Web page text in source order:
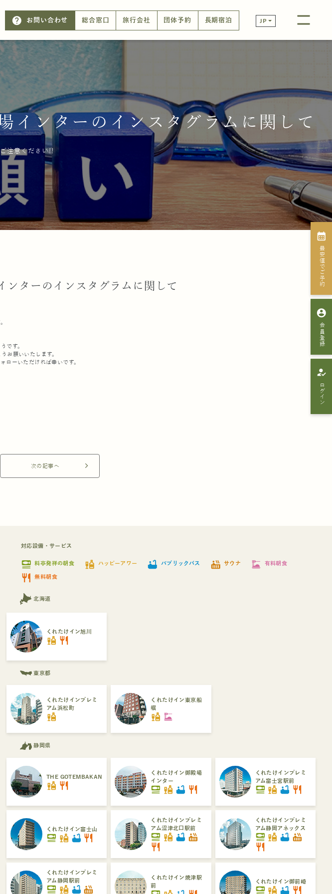
help お問い合わせ 総合窓口 旅行会社 団体予約 長期宿泊 JP
calendar_month
最安値でご予約
account_circle
会員登録
how_to_reg
ログイン
インターのインスタグラムに関して
注意ください!!
ンターのインスタグラムに関して
です。
お願いいたします。
ローいただければ幸いです。
次の記事へ arrow_forward_ios
対応設備・サービス
set_meal 料亭発祥の朝食 liquor ハッピーアワー bathtub パブリックバス hot_tub サウナ dinner_dining 有料朝食
restaurant 無料朝食
北海道
くれたけイン旭川
liquor restaurant
東京都
くれたけインプレミ
アム浜松町
liquor
くれたけイン東京船
堀
liquor dinner_dining
静岡県
THE GOTEMBAKAN
liquor restaurant
くれたけイン御殿場
インター
set_meal liquor bathtub restaurant
くれたけインプレミ
アム富士宮駅前
set_meal liquor bathtub restaurant
くれたけイン富士山
set_meal liquor bathtub restaurant
くれたけインプレミ
アム沼津北口駅前
set_meal liquor bathtub hot_tub
restaurant
くれたけインプレミ
アム静岡アネックス
set_meal liquor bathtub hot_tub
restaurant
くれたけインプレミ
アム静岡駅前
set_meal liquor bathtub hot_tub
くれたけイン焼津駅
前
くれたけイン御前崎
set_meal liquor bathtub restaurant